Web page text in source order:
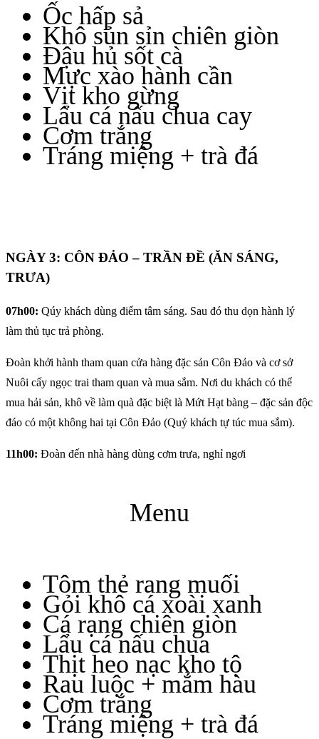
Ốc hấp sả
Khô sủn sỉn chiên giòn
Đậu hủ sốt cà
Mực xào hành cần
Vịt kho gừng
Lẩu cá nấu chua cay
Cơm trắng
Tráng miệng + trà đá
NGÀY 3: CÔN ĐẢO – TRẦN ĐỀ (ĂN SÁNG,
TRƯA)
07h00: Qúy khách dùng điểm tâm sáng. Sau đó thu dọn hành lý
làm thủ tục trả phòng.
Đoàn khởi hành tham quan cửa hàng đặc sản Côn Đảo và cơ sở
Nuôi cấy ngọc trai tham quan và mua sắm. Nơi du khách có thể
mua hải sản, khô về làm quà đặc biệt là Mứt Hạt bàng – đặc sản độc
đáo có một không hai tại Côn Đảo (Quý khách tự túc mua sắm).
11h00: Đoàn đến nhà hàng dùng cơm trưa, nghỉ ngơi
Menu
Tôm thẻ rang muối
Gỏi khô cá xoài xanh
Cá rạng chiên giòn
Lẩu cá nấu chua
Thịt heo nạc kho tộ
Rau luộc + mắm hàu
Cơm trắng
Tráng miệng + trà đá